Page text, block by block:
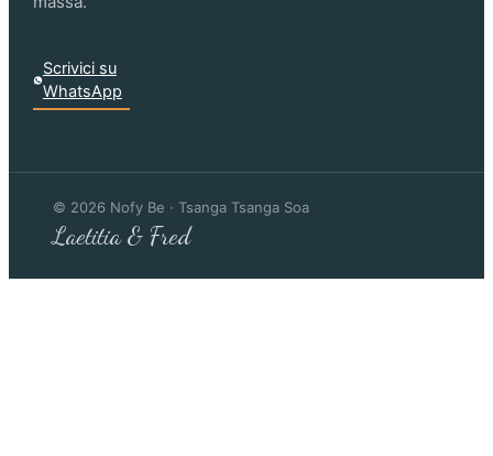
Scrivici su
WhatsApp
© 2026 Nofy Be · Tsanga Tsanga Soa
Laetitia & Fred